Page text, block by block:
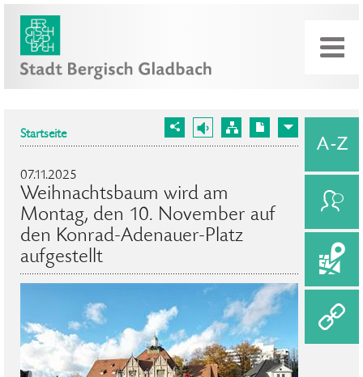
Startseite
07.11.2025
Weihnachtsbaum wird am
Montag, den 10. November auf
den Konrad-Adenauer-Platz
aufgestellt